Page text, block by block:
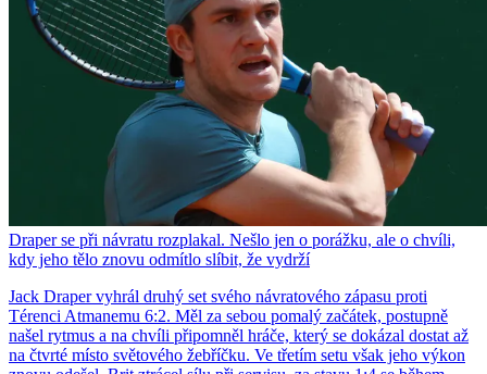
Draper se při návratu rozplakal. Nešlo jen o porážku, ale o chvíli,
kdy jeho tělo znovu odmítlo slíbit, že vydrží
Jack Draper vyhrál druhý set svého návratového zápasu proti
Térenci Atmanemu 6:2. Měl za sebou pomalý začátek, postupně
našel rytmus a na chvíli připomněl hráče, který se dokázal dostat až
na čtvrté místo světového žebříčku. Ve třetím setu však jeho výkon